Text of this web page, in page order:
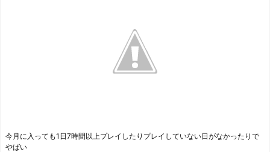
今月に入っても1日7時間以上プレイしたりプレイしていない日がなかったりで
やばい